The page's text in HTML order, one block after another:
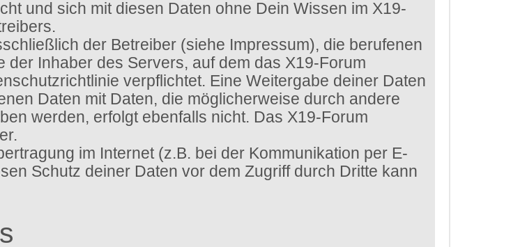
und sich mit diesen Daten ohne Dein Wissen im X19-
der Betreiber (siehe Impressum), die berufenen
Inhaber des Servers, auf dem das X19-Forum
verpflichtet. Eine Weitergabe deiner Daten
Daten mit Daten, die möglicherweise durch andere
werden, erfolgt ebenfalls nicht. Das X19-Forum
im Internet (z.B. bei der Kommunikation per E-
Schutz deiner Daten vor dem Zugriff durch Dritte kann